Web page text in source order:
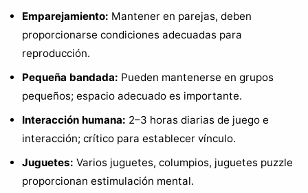
Emparejamiento: Mantener en parejas, deben
proporcionarse condiciones adecuadas para
reproducción.
Pequeña bandada: Pueden mantenerse en grupos
pequeños; espacio adecuado es importante.
Interacción humana: 2–3 horas diarias de juego e
interacción; crítico para establecer vínculo.
Juguetes: Varios juguetes, columpios, juguetes puzzle
proporcionan estimulación mental.